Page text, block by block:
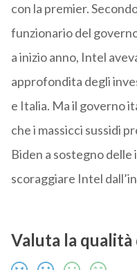
con la premier.
funzionario del
a inizio anno, Intel
approfondita degli
e Italia. Ma il governo
che i massicci sussidi
Biden a sostegno delle
scoraggiare Intel
Valuta la